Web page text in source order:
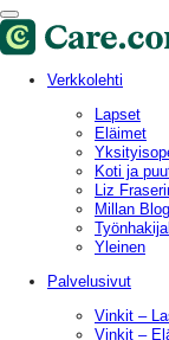
Verkkolehti
Lapset
Eläimet
Koti ja
Liz
Millan
Yleinen
Palvelusivut
Vinkit –
Vinkit –